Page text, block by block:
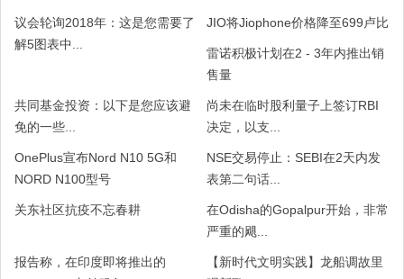
议会轮询2018年：这是您需要了
解5图表中...
JIO将Jiophone价格降至699卢比
雷诺积极计划在2 - 3年内推出销
售量
共同基金投资：以下是您应该避
免的一些...
尚未在临时股利量子上签订RBI
决定，以支...
OnePlus宣布Nord N10 5G和
NORD N100型号
NSE交易停止：SEBI在2天内发
表第二句话...
关东社区抗疫不忘春耕
在Odisha的Gopalpur开始，非常
严重的飓...
报告称，在印度即将推出的
【新时代文明实践】龙船调故里